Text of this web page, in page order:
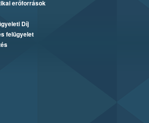
erőforrások
Díj
felügyelet